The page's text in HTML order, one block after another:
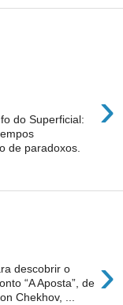
›
do Superficial:
de paradoxos.
›
descobrir o
“A Aposta”, de
Chekhov, ...